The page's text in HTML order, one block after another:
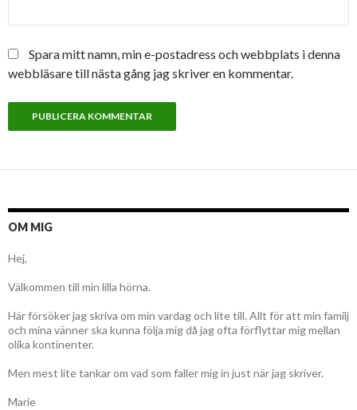
Spara mitt namn, min e-postadress och webbplats i denna
webbläsare till nästa gång jag skriver en kommentar.
OM MIG
Hej,
Välkommen till min lilla hörna.
Här försöker jag skriva om min vardag och lite till. Allt för att min familj
och mina vänner ska kunna följa mig då jag ofta förflyttar mig mellan
olika kontinenter.
Men mest lite tankar om vad som faller mig in just när jag skriver.
Marie